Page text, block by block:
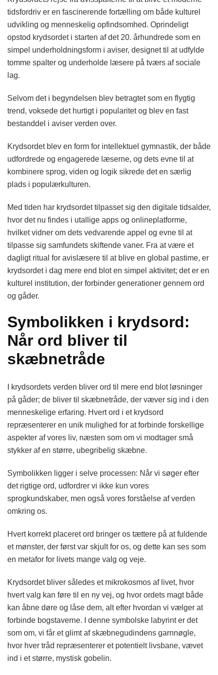
tidsfordriv er en fascinerende fortælling om både kulturel
udvikling og menneskelig opfindsomhed. Oprindeligt
opstod krydsordet i starten af det 20. århundrede som en
simpel underholdningsform i aviser, designet til at udfylde
tomme spalter og underholde læsere på tværs af sociale
lag.
Selvom det i begyndelsen blev betragtet som en flygtig
trend, voksede det hurtigt i popularitet og blev en fast
bestanddel i aviser verden over.
Krydsordet blev en form for intellektuel gymnastik, der både
udfordrede og engagerede læserne, og dets evne til at
kombinere sprog, viden og logik sikrede det en særlig
plads i populærkulturen.
Med tiden har krydsordet tilpasset sig den digitale tidsalder,
hvor det nu findes i utallige apps og onlineplatforme,
hvilket vidner om dets vedvarende appel og evne til at
tilpasse sig samfundets skiftende vaner. Fra at være et
dagligt ritual for avislæsere til at blive en global pastime, er
krydsordet i dag mere end blot en simpel aktivitet; det er en
kulturel institution, der forbinder generationer gennem ord
og gåder.
Symbolikken i krydsord:
Når ord bliver til
skæbnetråde
I krydsordets verden bliver ord til mere end blot løsninger
på gåder; de bliver til skæbnetråde, der væver sig ind i den
menneskelige erfaring. Hvert ord i et krydsord
repræsenterer en unik mulighed for at forbinde forskellige
aspekter af vores liv, næsten som om vi modtager små
stykker af en større, ubegribelig skæbne.
Symbolikken ligger i selve processen: Når vi søger efter
det rigtige ord, udfordrer vi ikke kun vores
sprogkundskaber, men også vores forståelse af verden
omkring os.
Hvert korrekt placeret ord bringer os tættere på at fuldende
et mønster, der først var skjult for os, og dette kan ses som
en metafor for livets mange valg og veje.
Krydsordet bliver således et mikrokosmos af livet, hvor
hvert valg kan føre til en ny vej, og hvor ordets magt både
kan åbne døre og låse dem, alt efter hvordan vi vælger at
forbinde bogstaverne. I denne symbolske labyrint er det
som om, vi får et glimt af skæbnegudindens garnnøgle,
hvor hver tråd repræsenterer et potentielt livsbane, vævet
ind i et større, mystisk gobelin.